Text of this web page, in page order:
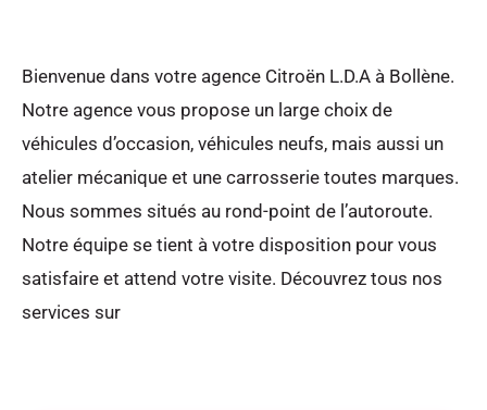
Bienvenue dans votre agence Citroën L.D.A à Bollène.
Notre agence vous propose un large choix de
véhicules d’occasion, véhicules neufs, mais aussi un
atelier mécanique et une carrosserie toutes marques.
Nous sommes situés au rond-point de l’autoroute.
Notre équipe se tient à votre disposition pour vous
satisfaire et attend votre visite. Découvrez tous nos
services sur